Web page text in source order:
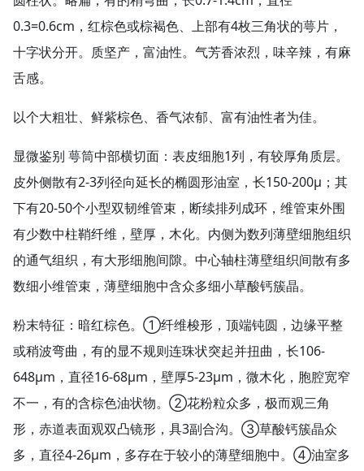
0.3=0.6cm，红棕色或棕褐色、上部有4枚三角状的萼片，
十字状分开。质坚产，富油性。气芳香浓烈，味辛辣，有麻
舌感。
以个大粗壮、鲜紫棕色、香气浓郁、富有油性者为佳。
显微鉴别 萼筒中部横切面：表皮细胞1列，有较厚角质层。
皮外侧散有2-3列径向延长的椭圆形油室，长150-200μ；其
下有20-50个小型双韧维管束，断续排列成环，维管束外围
有少数中柱鞘纤维，壁厚，木化。内侧为数列薄壁细胞组织
的通气组织，有大形细胞间隙。中心轴柱薄壁组织间散有多
数细小维管束，薄壁细胞中含众多细小草酸钙簇晶。
粉末特征：暗红棕色。①纤维梭形，顶端钝圆，边缘平整
或稍波弯曲，有的显不规则连珠状突起并扭曲，长106-
648μm，直径16-68μm，壁厚5-23μm，微木化，胞腔宽窄
不一，有的含棕色油状物。②花粉粒众多，极而观三角
形，赤道表面观双凸镜形，具3副合沟。③草酸钙簇晶众
多，直径4-26μm，多存在于较小的薄壁细胞中。④油室多